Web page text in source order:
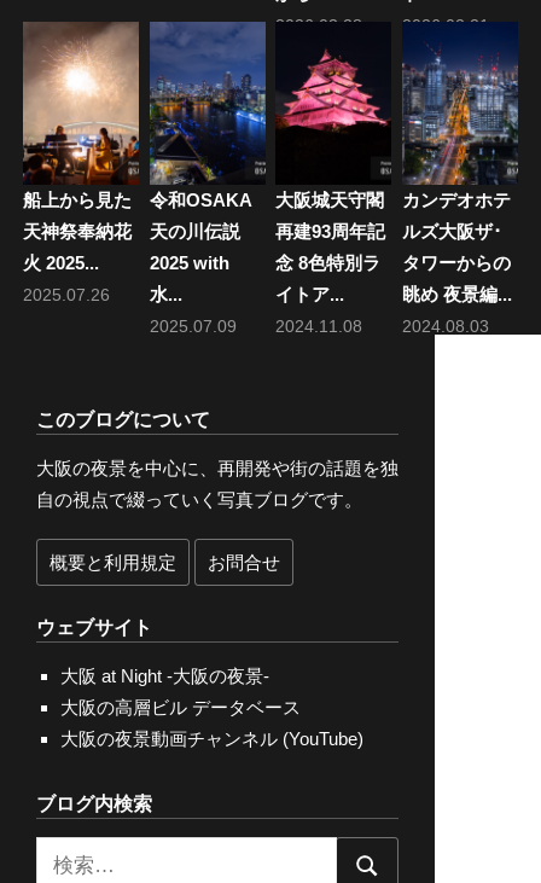
2026.03.28 2026.02.21
船上から見た
天神祭奉納花
火 2025...
2025.07.26
令和OSAKA
天の川伝説
2025 with
水...
2025.07.09
大阪城天守閣
再建93周年記
念 8色特別ラ
イトア...
2024.11.08
カンデオホテ
ルズ大阪ザ･
タワーからの
眺め 夜景編...
2024.08.03
このブログについて
大阪の夜景を中心に、再開発や街の話題を独
自の視点で綴っていく写真ブログです。
概要と利用規定 お問合せ
ウェブサイト
大阪 at Night -大阪の夜景-
大阪の高層ビル データベース
大阪の夜景動画チャンネル (YouTube)
ブログ内検索